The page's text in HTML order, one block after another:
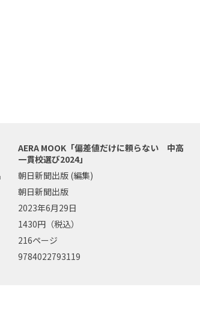
AERA MOOK「偏差値だけに頼らない 中高
一貫校選び2024」
朝日新聞出版 (編集)
朝日新聞出版
2023年6月29日
1430円（税込）
216ページ
9784022793119